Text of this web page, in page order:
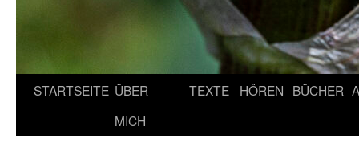
STARTSEITE ÜBER
MICH
TEXTE HÖREN BÜCHER